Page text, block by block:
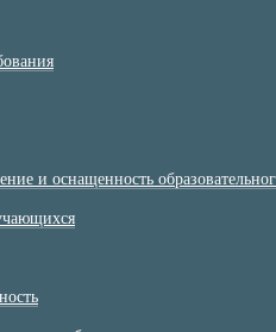
и оснащенность